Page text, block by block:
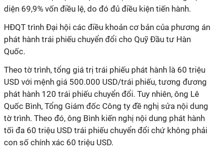
diện 69,9% vốn điều lệ, do đó đủ điều kiện tiến hành.
HĐQT trình Đại hội các điều khoản cơ bản của phương án
phát hành trái phiếu chuyển đổi cho Quỹ Đầu tư Hàn
Quốc.
Theo tờ trình, tổng giá trị trái phiếu phát hành là 60 triệu
USD với mệnh giá 500.000 USD/trái phiếu, tương đương
phát hành 120 trái phiếu chuyển đổi. Tuy nhiên, ông Lê
Quốc Bình, Tổng Giám đốc Công ty đề nghị sửa nội dung
tờ trình. Theo đó, ông Bình kiến nghị nội dung phát hành
tối đa 60 triệu USD trái phiếu chuyển đổi chứ không phải
con số chính xác 60 triệu USD.